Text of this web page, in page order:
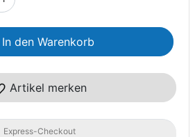
In den Warenkorb
Artikel merken
Express-Checkout